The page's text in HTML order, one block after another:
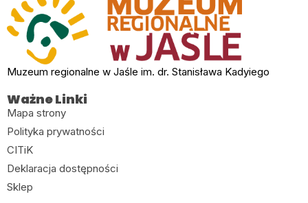
Muzeum regionalne w Jaśle im. dr. Stanisława Kadyiego
Ważne Linki
Mapa strony
Polityka prywatności
CITiK
Deklaracja dostępności
Sklep